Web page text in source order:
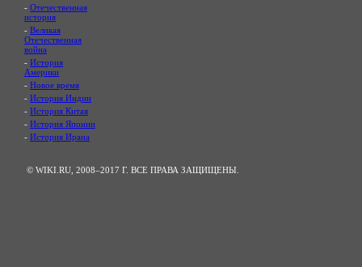
- Отечественная
история
- Великая
Отечественная
война
- История
Америки
- Новое время
- История Индии
- История Китая
- История Японии
- История Ирана
© WIKI.RU, 2008–2017 Г. ВСЕ ПРАВА ЗАЩИЩЕНЫ.